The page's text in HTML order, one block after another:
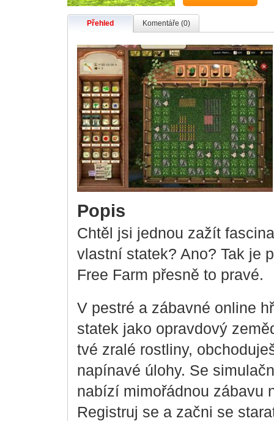
Přehled Komentáře (0)
Popis
Chtěl jsi jednou zažít
vlastní statek? Ano? Tak je
Free Farm přesně to pravé.
V pestré a zábavné online
statek jako opravdový
tvé zralé rostliny,
napínavé úlohy. Se
nabízí mimořádnou zábavu
Registruj se a začni se